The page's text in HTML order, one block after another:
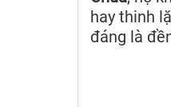
hay thinh
đáng là